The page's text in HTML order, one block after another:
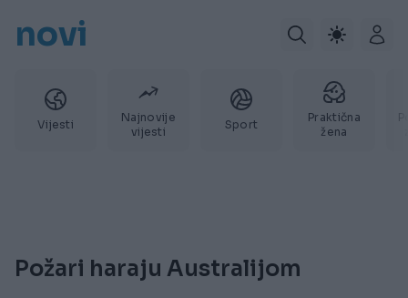
novi
Vijesti
Najnovije
vijesti
Sport
Praktična
žena
Požari haraju Australijom